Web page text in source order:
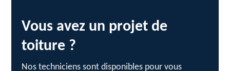
Vous avez un projet de
toiture ?
Nos techniciens sont disponibles pour vous